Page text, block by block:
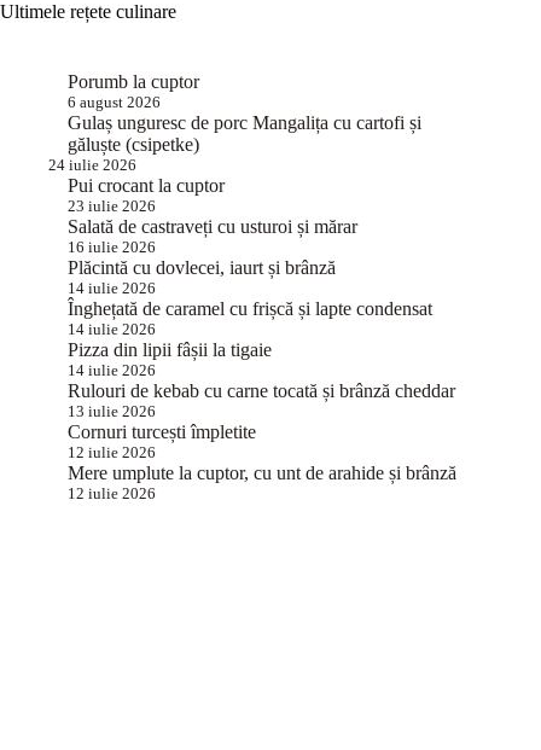
Ultimele rețete culinare
Porumb la cuptor
6 august 2026
Gulaș unguresc de porc Mangalița cu cartofi și
găluște (csipetke)
24 iulie 2026
Pui crocant la cuptor
23 iulie 2026
Salată de castraveți cu usturoi și mărar
16 iulie 2026
Plăcintă cu dovlecei, iaurt și brânză
14 iulie 2026
Înghețată de caramel cu frișcă și lapte condensat
14 iulie 2026
Pizza din lipii fâșii la tigaie
14 iulie 2026
Rulouri de kebab cu carne tocată și brânză cheddar
13 iulie 2026
Cornuri turcești împletite
12 iulie 2026
Mere umplute la cuptor, cu unt de arahide și brânză
12 iulie 2026